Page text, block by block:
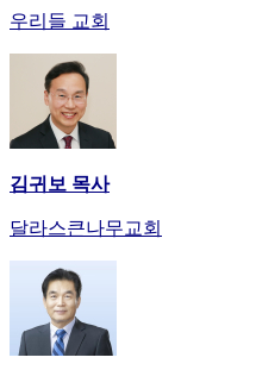
우리들 교회
김귀보 목사
달라스큰나무교회